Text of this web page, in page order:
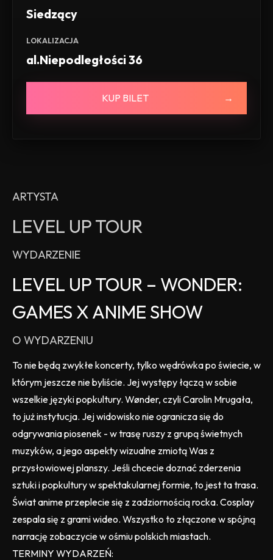
Siedzący
LOKALIZACJA
al.Niepodległości 36
KUP BILET
ARTYSTA
LEVEL UP TOUR
WYDARZENIE
LEVEL UP TOUR – WONDER:
GAMES X ANIME SHOW
O WYDARZENIU
To nie będą zwykłe koncerty, tylko wędrówka po świecie, w
którym jeszcze nie byliście. Jej występy łączą w sobie
wszelkie języki popkultury. Wønder, czyli Carolin Mrugała,
to już instytucja. Jej widowisko nie ogranicza się do
odgrywania piosenek - w trasę ruszy z grupą świetnych
muzyków, a jego aspekty wizualne zmiotą Was z
przysłowiowej planszy. Jeśli chcecie doznać zderzenia
sztuki i popkultury w spektakularnej formie, to jest ta trasa.
Świat anime przeplecie się z zadziornością rocka. Cosplay
zespala się z grami wideo. Wszystko to złączone w spójną
narrację zobaczycie w ośmiu polskich miastach.
TERMINY WYDARZEŃ: